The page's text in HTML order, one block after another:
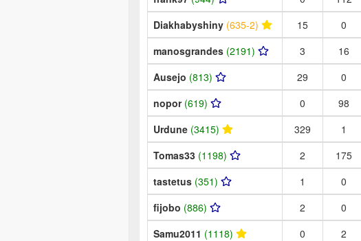
Diakhabyshiny (635-2) 15 0
manosgrandes (2191) 3 16
Ausejo (813) 29 0
nopor (619) 0 98
Urdune (3415) 329 1
Tomas33 (1198) 2 175
tastetus (351) 1 0
fijobo (886) 2 0
Samu2011 (1118) 0 2